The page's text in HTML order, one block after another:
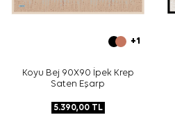
+1
Koyu Bej 90X90 İpek Krep
Saten Eşarp
5.390,00TL